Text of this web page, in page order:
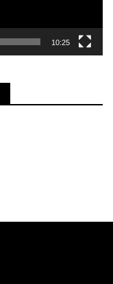
10:25